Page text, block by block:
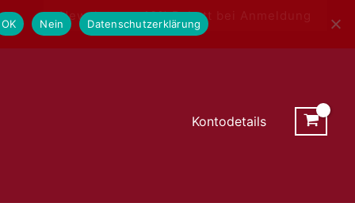
Newsletter - 10% Rabatt bei Anmeldung
Kontodetails
OK Nein Datenschutzerklärung